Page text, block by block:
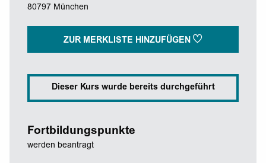
80797 München
ZUR MERKLISTE HINZUFÜGEN
Dieser Kurs wurde bereits durchgeführt
Fortbildungspunkte
werden beantragt